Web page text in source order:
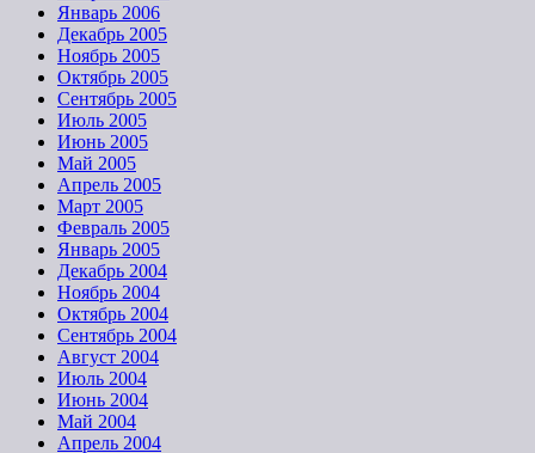
Январь 2006
Декабрь 2005
Ноябрь 2005
Октябрь 2005
Сентябрь 2005
Июль 2005
Июнь 2005
Май 2005
Апрель 2005
Март 2005
Февраль 2005
Январь 2005
Декабрь 2004
Ноябрь 2004
Октябрь 2004
Сентябрь 2004
Август 2004
Июль 2004
Июнь 2004
Май 2004
Апрель 2004